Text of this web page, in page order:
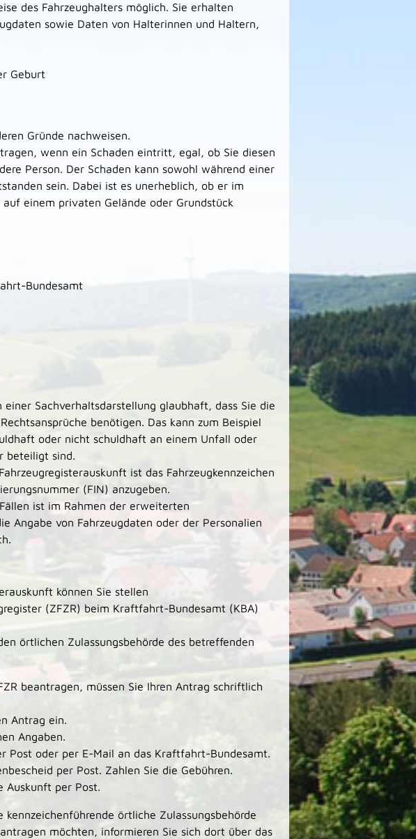
des Fahrzeughalters möglich. Sie erhalten
sowie Daten von Halterinnen und Haltern,
Geburt
Gründe nachweisen.
wenn ein Schaden eintritt, egal, ob Sie diesen
Person. Der Schaden kann sowohl während einer
sein. Dabei ist es unerheblich, ob er im
einem privaten Gelände oder Grundstück
Bundesamt
einer Sachverhaltsdarstellung glaubhaft, dass Sie die
benötigen. Das kann zum Beispiel
oder nicht schuldhaft an einem Unfall oder
beteiligt sind.
ist das Fahrzeugkennzeichen
(FIN) anzugeben.
ist im Rahmen der erweiterten
Angabe von Fahrzeugdaten oder der Personalien
können Sie stellen
(ZFZR) beim Kraftfahrt-Bundesamt (KBA)
örtlichen Zulassungsbehörde des betreffenden
beantragen, müssen Sie Ihren Antrag schriftlich
Antrag ein.
Angaben.
Post oder per E-Mail an das Kraftfahrt-Bundesamt.
per Post. Zahlen Sie die Gebühren.
Auskunft per Post.
örtliche Zulassungsbehörde
möchten, informieren Sie sich dort über das